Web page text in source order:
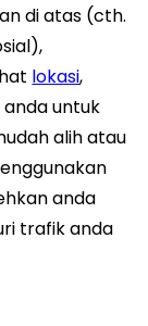
di atas (cth.
lokasi,
untuk
alih atau
anda
trafik anda